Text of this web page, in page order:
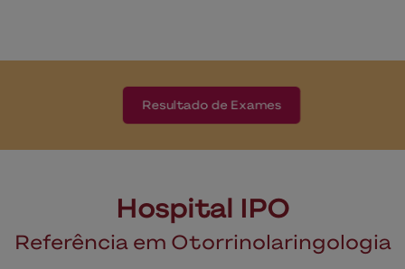
Resultado de Exames
Hospital IPO
Referência em Otorrinolaringologia